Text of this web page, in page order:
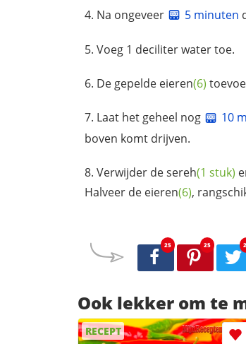
Na ongeveer 5 minuten
Voeg 1 deciliter water toe.
De gepelde eieren(6)
Laat het geheel nog 10
boven komt drijven.
Verwijder desereh(1 stuk)
Halveer de eieren(6),
25 25
Ook lekker om te
RECEPT